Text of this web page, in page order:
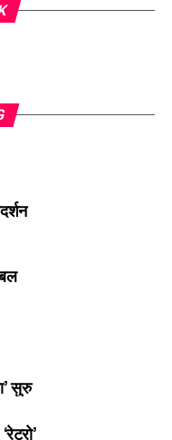
गाइड एसोसिएसन, नेपाल
सुरु